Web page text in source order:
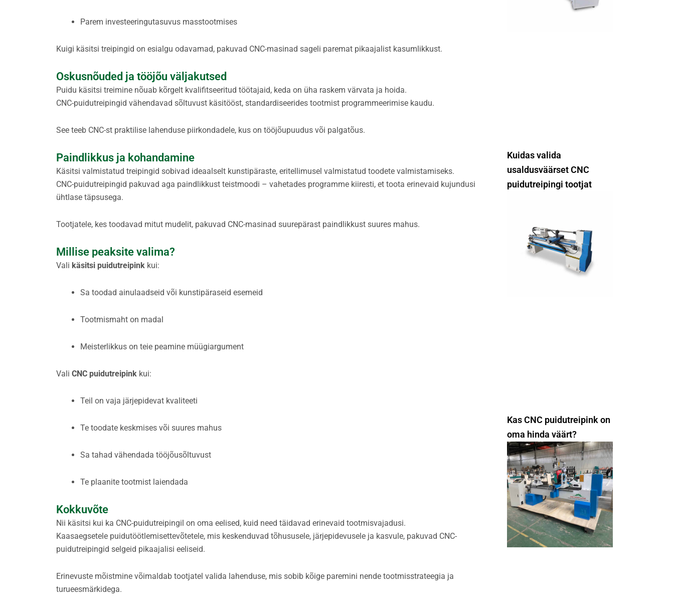
Parem investeeringutasuvus masstootmises
Kuigi käsitsi treipingid on esialgu odavamad, pakuvad CNC-masinad sageli paremat pikaajalist kasumlikkust.
Oskusnõuded ja tööjõu väljakutsed
Puidu käsitsi treimine nõuab kõrgelt kvalifitseeritud töötajaid, keda on üha raskem värvata ja hoida.
CNC-puidutreipingid vähendavad sõltuvust käsitööst, standardiseerides tootmist programmeerimise kaudu.
See teeb CNC-st praktilise lahenduse piirkondadele, kus on tööjõupuudus või palgatõus.
Paindlikkus ja kohandamine
Käsitsi valmistatud treipingid sobivad ideaalselt kunstipäraste, eritellimusel valmistatud toodete valmistamiseks.
CNC-puidutreipingid pakuvad aga paindlikkust teistmoodi – vahetades programme kiiresti, et toota erinevaid kujundusi
ühtlase täpsusega.
Tootjatele, kes toodavad mitut mudelit, pakuvad CNC-masinad suurepärast paindlikkust suures mahus.
Millise peaksite valima?
Vali käsitsi puidutreipink kui:
Sa toodad ainulaadseid või kunstipäraseid esemeid
Tootmismaht on madal
Meisterlikkus on teie peamine müügiargument
Vali CNC puidutreipink kui:
Teil on vaja järjepidevat kvaliteeti
Te toodate keskmises või suures mahus
Sa tahad vähendada tööjõusõltuvust
Te plaanite tootmist laiendada
Kokkuvõte
Nii käsitsi kui ka CNC-puidutreipingil on oma eelised, kuid need täidavad erinevaid tootmisvajadusi.
Kaasaegsetele puidutöötlemisettevõtetele, mis keskenduvad tõhususele, järjepidevusele ja kasvule, pakuvad CNC-
puidutreipingid selgeid pikaajalisi eeliseid.
Erinevuste mõistmine võimaldab tootjatel valida lahenduse, mis sobib kõige paremini nende tootmisstrateegia ja
turueesmärkidega.
Kuidas valida
usaldusväärset CNC
puidutreipingi tootjat
Kas CNC puidutreipink on
oma hinda väärt?